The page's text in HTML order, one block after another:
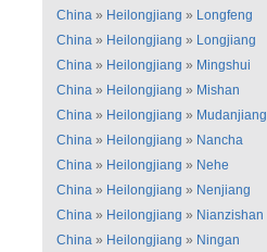
China » Heilongjiang » Longfeng
China » Heilongjiang » Longjiang
China » Heilongjiang » Mingshui
China » Heilongjiang » Mishan
China » Heilongjiang » Mudanjiang
China » Heilongjiang » Nancha
China » Heilongjiang » Nehe
China » Heilongjiang » Nenjiang
China » Heilongjiang » Nianzishan
China » Heilongjiang » Ningan